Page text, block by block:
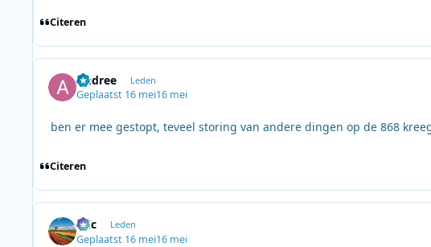
Citeren
Andree Leden
Geplaatst 16 mei16 mei
ben er mee gestopt, teveel storing van andere dingen op de 868
Citeren
Eric Leden
Geplaatst 16 mei16 mei